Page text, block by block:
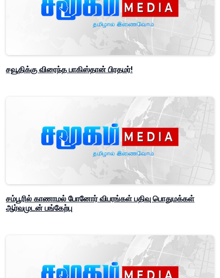
சவூதிக்கு விரைந்த பாகிஸ்தான் பிரதமர்!
சம்பூரில் காணாமல் போனோர் விபரங்கள் பதிவு பொதுமக்கள்
ஆர்வமுடன் பங்கேற்பு